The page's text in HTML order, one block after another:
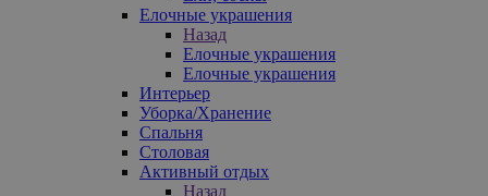
Елочные украшения
Назад
Елочные украшения
Елочные украшения
Интерьер
Уборка/Хранение
Спальня
Столовая
Активный отдых
Назад